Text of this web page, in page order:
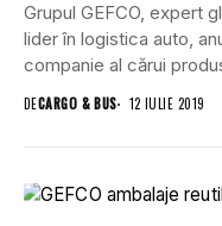
Grupul GEFCO, expert
lider în logistica auto,
companie al cărui
DECARGO & BUS 12 IULIE 2019